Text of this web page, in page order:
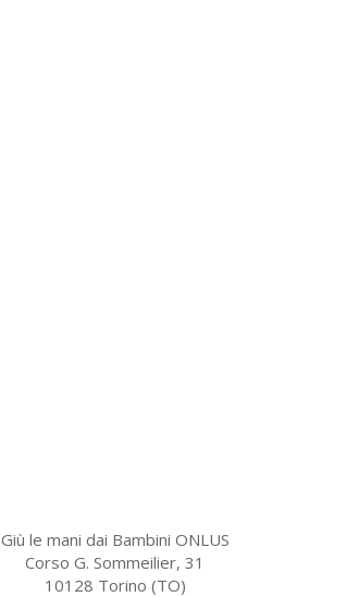
Giù le mani dai Bambini ONLUS
Corso G. Sommeilier, 31
10128 Torino (TO)